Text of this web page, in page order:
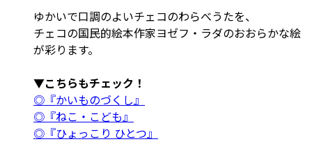
ゆかいで口調のよいチェコのわらべうたを、
チェコの国民的絵本作家ヨゼフ・ラダのおおらかな絵
が彩ります。
▼こちらもチェック！
◎『かいものづくし』
◎『ねこ・こども』
◎『ひょっこり ひとつ』